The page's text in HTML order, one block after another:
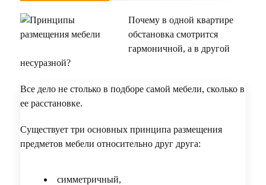
Почему в одной квартире
обстановка смотрится
гармоничной, а в другой
несуразной?
Все дело не столько в подборе самой мебели, сколько в
ее расстановке.
Существует три основных принципа размещения
предметов мебели относительно друг друга:
симметричный,